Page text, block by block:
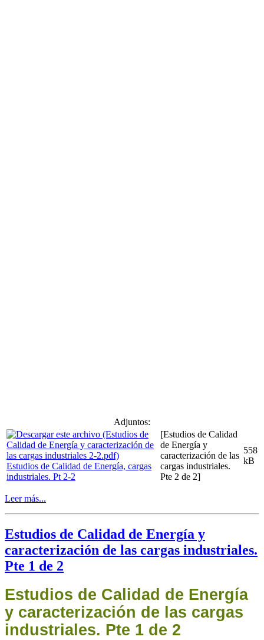
Adjuntos:
Estudios de Calidad de Energía, cargas
industriales. Pt 2-2
[Estudios de Calidad
de Energía y
caracterización de las
cargas industriales.
Pte 2 de 2]
558
kB
Leer más...
Estudios de Calidad de Energía y
caracterización de las cargas industriales.
Pte 1 de 2
Estudios de Calidad de Energía
y caracterización de las cargas
industriales. Pte 1 de 2